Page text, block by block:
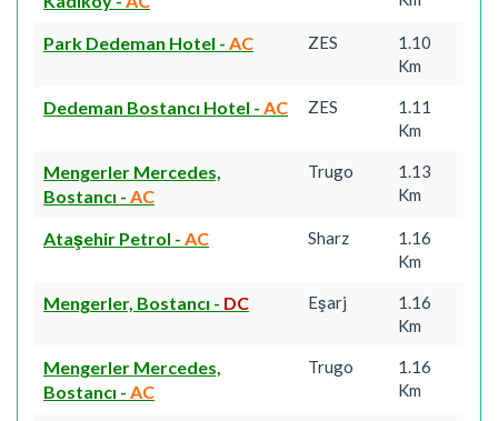
Park Dedeman Hotel - AC ZES
1.10
Km
Dedeman Bostancı Hotel - AC ZES
1.11
Km
Mengerler Mercedes,
Bostancı - AC
Trugo
1.13
Km
Ataşehir Petrol - AC Sharz
1.16
Km
Mengerler, Bostancı - DC Eşarj
1.16
Km
Mengerler Mercedes,
Bostancı - AC
Trugo
1.16
Km